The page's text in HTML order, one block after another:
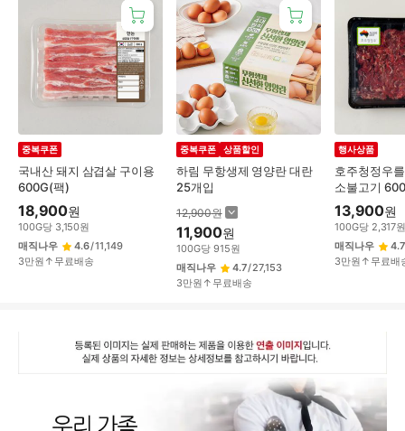
국내산 돼지 삼겹살 구이용
600G(팩)
중복쿠폰
18,900원
100G당 3,150원
매직나우
4.6/11,149
3만원↑무료배송
하림 무항생제 영양란 대란
25개입
중복쿠폰 상품할인
12,900원
11,900원
100G당 915원
매직나우
4.7/27,153
3만원↑무료배송
호주청정우
소불고기
행사상품
13,900원
100G당 2,317
매직나우
4.7
3만원↑무료배